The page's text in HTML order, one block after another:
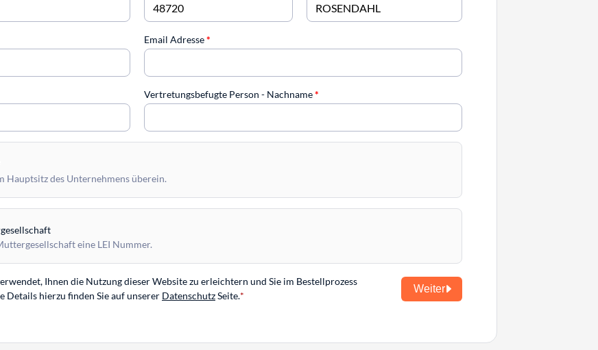
Email Adresse*
Vertretungsbefugte Person - Nachname*
Hauptsitz des Unternehmens überein.
eine LEI Nummer.
Ihnen die Nutzung dieser Website zu erleichtern und Sie im Bestellprozess
hierzu finden Sie auf unserer DatenschutzSeite.
Weiter